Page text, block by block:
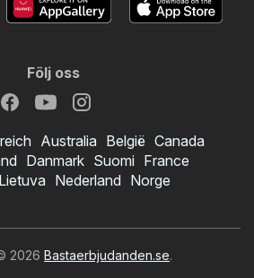
Följ oss
Australia België Canada
Danmark Suomi France
Lietuva Nederland Norge
2026 Bastaerbjudanden.se.